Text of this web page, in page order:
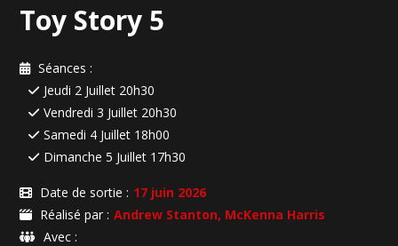
Toy Story 5
Séances :
Jeudi 2 Juillet 20h30
Vendredi 3 Juillet 20h30
Samedi 4 Juillet 18h00
Dimanche 5 Juillet 17h30
Date de sortie : 17 juin 2026
Réalisé par : Andrew Stanton, McKenna Harris
Avec :